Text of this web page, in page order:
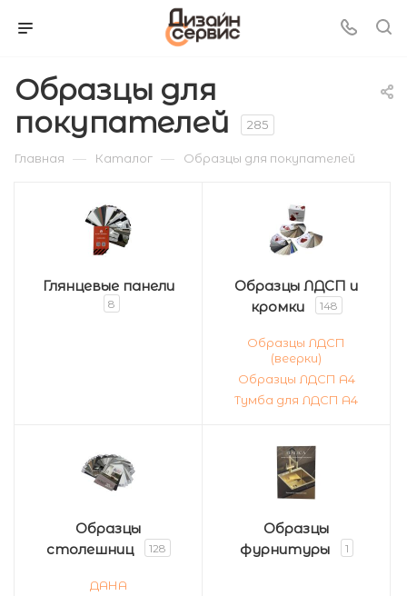
Образцы для
покупателей
285
Главная — Каталог — Образцы для покупателей
Глянцевые панели
8
Образцы ЛДСП и
кромки
148
Образцы ЛДСП
(веерки)
Образцы ЛДСП А4
Тумба для ЛДСП А4
Образцы
столешниц
128
ДАНА
Образцы
фурнитуры
1